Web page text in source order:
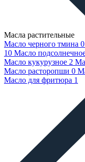
Масла растительные
Масло черного тмина 0
10 Масло
Масло кукурузное 2
Масло расторопши 0
Масло для фритюра 1